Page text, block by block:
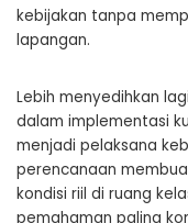
kebijakan tanpa
lapangan.
Lebih menyedihkan
dalam implementasi
menjadi pelaksana
perencanaan
kondisi riil di ruang
pemahaman paling